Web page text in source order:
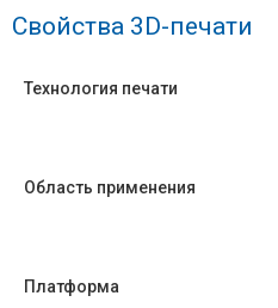
Свойства 3D-печати
Технология печати
Область применения
Платформа